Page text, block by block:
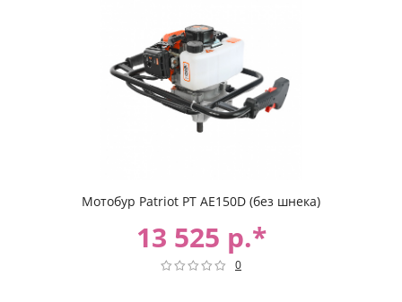
Мотобур Patriot PT AE150D (без шнека)
13 525 р.*
0